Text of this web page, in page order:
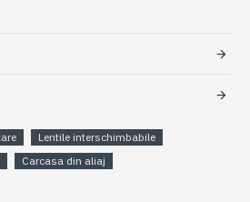
Lentile interschimbabile
Carcasa din aliaj